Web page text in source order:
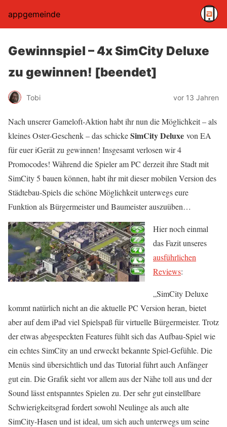
appgemeinde
Gewinnspiel – 4x SimCity Deluxe
zu gewinnen! [beendet]
Tobi vor 13 Jahren
Nach unserer Gameloft-Aktion habt ihr nun die Möglichkeit – als
kleines Oster-Geschenk – das schickeSimCity Deluxe von EA
für euer iGerät zu gewinnen! Insgesamt verlosen wir 4
Promocodes! Während die Spieler am PC derzeit ihre Stadt mit
SimCity 5 bauen können, habt ihr mit dieser mobilen Version des
Städtebau-Spiels die schöne Möglichkeit unterwegs eure
Funktion als Bürgermeister und Baumeister auszuüben…
Hier noch einmal
das Fazit unseres
ausführlichen
Reviews:
„SimCity Deluxe
kommt natürlich nicht an die aktuelle PC Version heran, bietet
aber auf dem iPad viel Spielspaß für virtuelle Bürgermeister. Trotz
der etwas abgespeckten Features fühlt sich das Aufbau-Spiel wie
ein echtes SimCity an und erweckt bekannte Spiel-Gefühle. Die
Menüs sind übersichtlich und das Tutorial führt auch Anfänger
gut ein. Die Grafik sieht vor allem aus der Nähe toll aus und der
Sound lässt entspanntes Spielen zu. Der sehr gut einstellbare
Schwierigkeitsgrad fordert sowohl Neulinge als auch alte
SimCity-Hasen und ist ideal, um sich auch unterwegs um seine